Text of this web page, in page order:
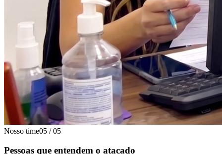
Nosso time05 / 05
Pessoas que entendem o atacado